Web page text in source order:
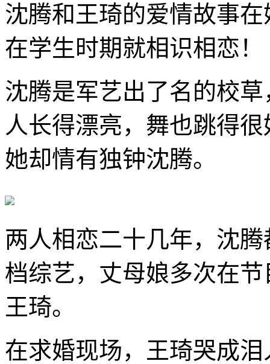
沈腾和王琦的爱情故事
在学生时期就相识相恋！
沈腾是军艺出了名的校
人长得漂亮，舞也跳得
她却情有独钟沈腾。
两人相恋二十几年，沈
档综艺，丈母娘多次在
王琦。
在求婚现场，王琦哭成